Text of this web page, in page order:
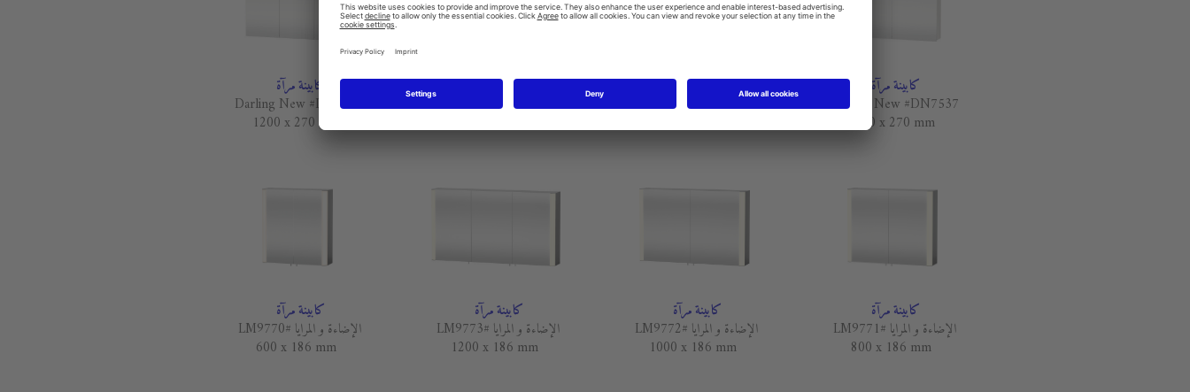
كابينة مرآة
Darling New #DN7537
1000 x 270 mm
كابينة مرآة
موبيليا Starck #S19720 L/R
كابينة مرآة
موبيليا Starck #S19721 L/R
كابينة مرآة
Darling New #DN7538
1200 x 270 mm
كابينة مرآة
الإضاءة و المرايا #LM9771
800 x 186 mm
كابينة مرآة
الإضاءة و المرايا #LM9772
1000 x 186 mm
كابينة مرآة
الإضاءة و المرايا #LM9773
1200 x 186 mm
كابينة مرآة
الإضاءة و المرايا #LM9770
600 x 186 mm